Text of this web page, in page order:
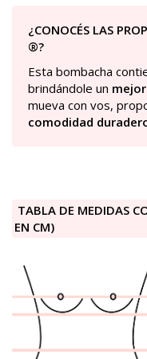
¿CONOCÉS LAS
®?
Esta bombacha
brindándole un
mueva con vos,
comodidad
TABLA DE MEDIDAS
EN CM)